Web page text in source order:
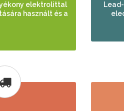
elektrolittal
használt és a